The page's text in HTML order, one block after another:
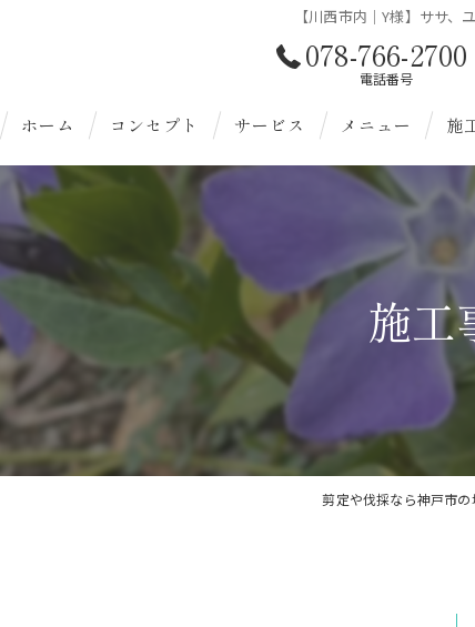
【川西市内｜Y様】ササ
078-766-2700
電話番号
ホーム コンセプト
はじめてのお客様へ
法人のお客様へ
サービス
伐採
除草
植替
雑草対策
メニュー 施
施工
剪定や伐採なら神戸市の